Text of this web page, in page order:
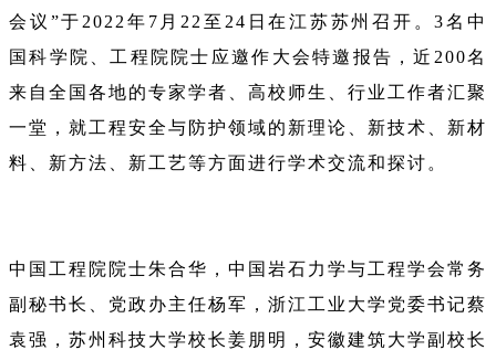
会议”于2022年7月22至24日在江苏苏州召开。3名中
国科学院、工程院院士应邀作大会特邀报告，近200名
来自全国各地的专家学者、高校师生、行业工作者汇聚
一堂，就工程安全与防护领域的新理论、新技术、新材
料、新方法、新工艺等方面进行学术交流和探讨。
中国工程院院士朱合华，中国岩石力学与工程学会常务
副秘书长、党政办主任杨军，浙江工业大学党委书记蔡
袁强，苏州科技大学校长姜朋明，安徽建筑大学副校长